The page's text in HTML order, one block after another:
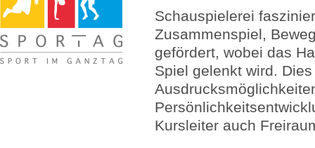
Schauspielerei
Zusammenspiel,
gefördert, wobei das
Spiel gelenkt wird.
Kursleiter auch